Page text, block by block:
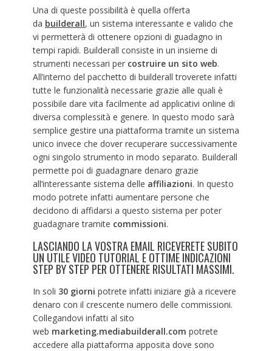
Una di queste possibilità è quella offerta
da builderall, un sistema interessante e valido che
vi permetterà di ottenere opzioni di guadagno in
tempi rapidi. Builderall consiste in un insieme di
strumenti necessari per costruire un sito web.
All’interno del pacchetto di builderall troverete infatti
tutte le funzionalità necessarie grazie alle quali è
possibile dare vita facilmente ad applicativi online di
diversa complessità e genere. In questo modo sarà
semplice gestire una piattaforma tramite un sistema
unico invece che dover recuperare successivamente
ogni singolo strumento in modo separato. Builderall
permette poi di guadagnare denaro grazie
all’interessante sistema delle affiliazioni. In questo
modo potrete infatti aumentare persone che
decidono di affidarsi a questo sistema per poter
guadagnare tramite commissioni.
LASCIANDO LA VOSTRA EMAIL RICEVERETE SUBITO
UN UTILE VIDEO TUTORIAL E OTTIME INDICAZIONI
STEP BY STEP PER OTTENERE RISULTATI MASSIMI.
In soli 30 giorni potrete infatti iniziare già a ricevere
denaro con il crescente numero delle commissioni.
Collegandovi infatti al sito
web marketing.mediabuilderall.com potrete
accedere alla piattaforma apposita dove sono